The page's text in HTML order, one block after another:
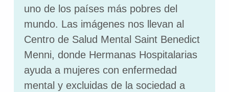
uno de los países más pobres del
mundo. Las imágenes nos llevan al
Centro de Salud Mental Saint Benedict
Menni, donde Hermanas Hospitalarias
ayuda a mujeres con enfermedad
mental y excluidas de la sociedad a